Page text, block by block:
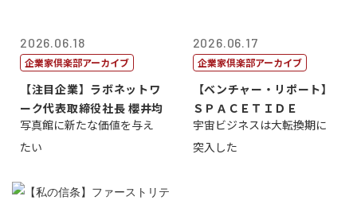
2026.06.18
企業家倶楽部アーカイブ
【注目企業】ラボネットワ
ーク代表取締役社長 櫻井均
写真館に新たな価値を与え
たい
2026.06.17
企業家倶楽部アーカイブ
【ベンチャー・リポート】
ＳＰＡＣＥＴＩＤＥ
宇宙ビジネスは大転換期に
突入した